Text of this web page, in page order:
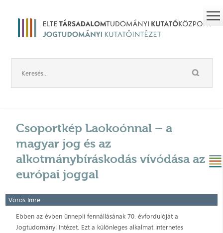
Csoportkép Laokoónnal – a
magyar jog és az
alkotmánybíráskodás vívódása az
európai joggal
Vörös Imre
Ebben az évben ünnepli fennállásának 70. évfordulóját a
Jogtudományi Intézet. Ezt a különleges alkalmat internetes